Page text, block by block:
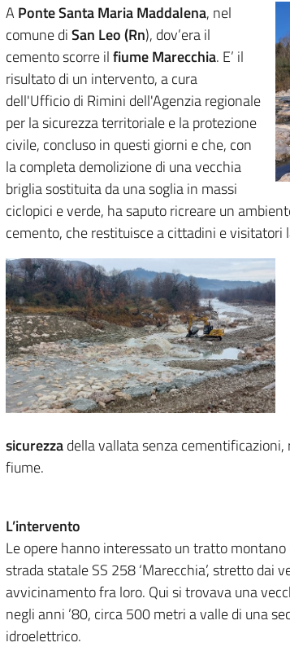
A Ponte Santa Maria Maddalena, nel
comune diSan Leo (Rn), dov’era il
cemento scorre ilfiume Marecchia. E’ il
risultato di un intervento, a cura
dell'Ufficio di Rimini dell'Agenzia regionale
per la sicurezza territoriale e la protezione
civile, concluso in questi giorni e che, con
la completa demolizione di una vecchia
briglia sostituita da una soglia in massi
ciclopici e verde, ha saputo ricreare un
cemento, che restituisce a cittadini e
sicurezzadella vallata senza cementificazioni,
fiume.
L’intervento
Le opere hanno interessato un tratto
strada statale SS 258 ‘Marecchia’, stretto dai
avvicinamento fra loro. Qui si trovava una
negli anni ’80, circa 500 metri a valle di una
idroelettrico.